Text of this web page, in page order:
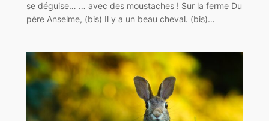
se déguise… … avec des moustaches ! Sur la ferme Du
père Anselme, (bis) Il y a un beau cheval. (bis)…